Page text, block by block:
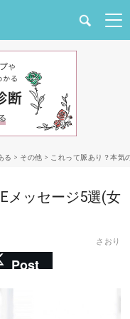
る > その他 > これって脈あり？本気
メッセージ5選(女
さおり
Post